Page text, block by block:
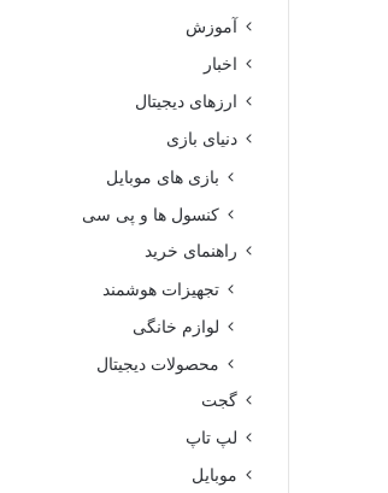
آموزش
اخبار
ارزهای دیجیتال
دنیای بازی
بازی های موبایل
کنسول ها و پی سی
راهنمای خرید
تجهیزات هوشمند
لوازم خانگی
محصولات دیجیتال
گجت
لپ تاپ
موبایل